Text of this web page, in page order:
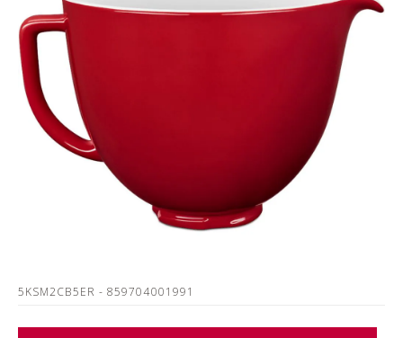
5KSM2CB5ER - 859704001991